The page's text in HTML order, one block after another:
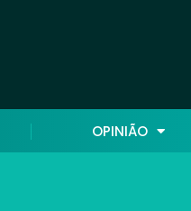
OPINIÃO